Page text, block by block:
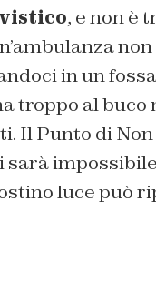
, e non è
in un
troppo al buco
Il Punto di
sarà
luce può